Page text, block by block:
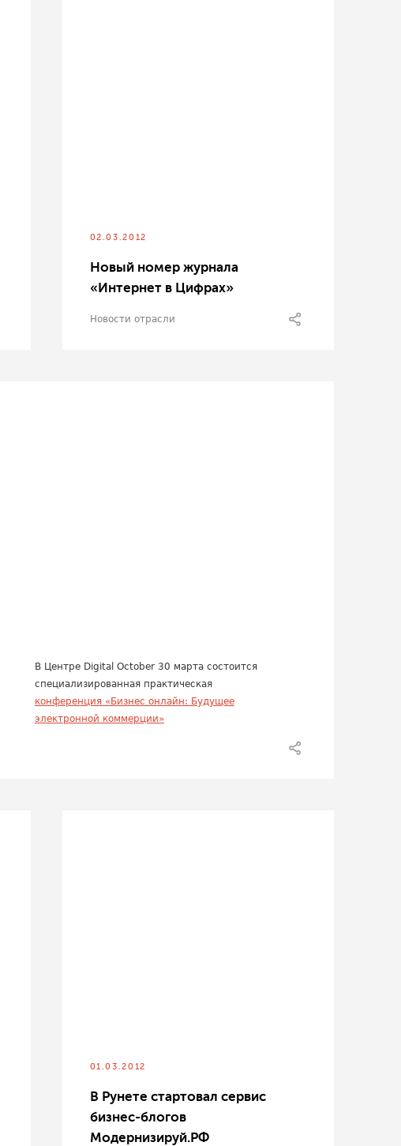
02.03.2012
Новый номер журнала
«Интернет в Цифрах»
Новости отрасли
В Центре Digital October 30 марта состоится
специализированная практическая
конференция «Бизнес онлайн: Будущее
электронной коммерции»
01.03.2012
В Рунете стартовал сервис
бизнес-блогов
Модернизируй.РФ